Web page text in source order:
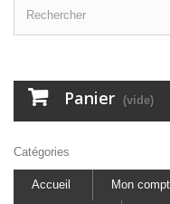
Panier (vide)
Catégories
Accueil Mon